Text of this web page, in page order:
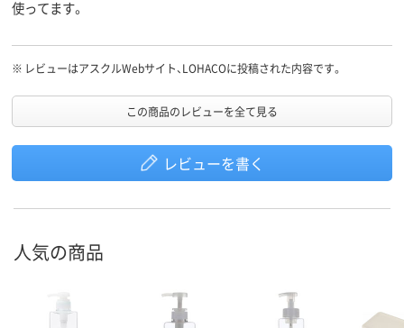
使ってます。
※ レビューはアスクルWebサイト、LOHACOに投稿された内容です。
この商品のレビューを全て見る
レビューを書く
人気の商品